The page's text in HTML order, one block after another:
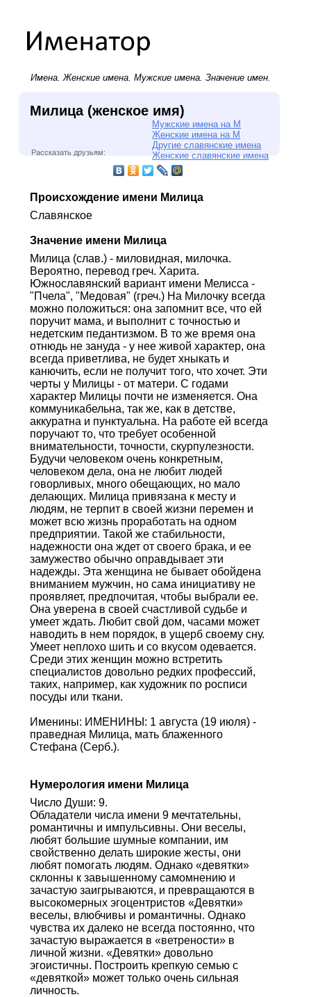
Имена.Женские имена. Мужские имена. Значение имен.
Милица (женское имя)
Мужские имена на М
Женские имена на М
Другие славянские имена
Женские славянские имена
Рассказать друзьям:
Происхождение имени Милица
Славянское
Значение имени Милица
Милица (слав.) - миловидная, милочка.
Вероятно, перевод греч. Харита.
Южнославянский вариант имени Мелисса -
"Пчела", "Медовая" (греч.) На Милочку всегда
можно положиться: она запомнит все, что ей
поручит мама, и выполнит с точностью и
недетским педантизмом. В то же время она
отнюдь не зануда - у нее живой характер, она
всегда приветлива, не будет хныкать и
канючить, если не получит того, что хочет. Эти
черты у Милицы - от матери. С годами
характер Милицы почти не изменяется. Она
коммуникабельна, так же, как в детстве,
аккуратна и пунктуальна. На работе ей всегда
поручают то, что требует особенной
внимательности, точности, скурпулезности.
Будучи человеком очень конкретным,
человеком дела, она не любит людей
говорливых, много обещающих, но мало
делающих. Милица привязана к месту и
людям, не терпит в своей жизни перемен и
может всю жизнь проработать на одном
предприятии. Такой же стабильности,
надежности она ждет от своего брака, и ее
замужество обычно оправдывает эти
надежды. Эта женщина не бывает обойдена
вниманием мужчин, но сама инициативу не
проявляет, предпочитая, чтобы выбрали ее.
Она уверена в своей счастливой судьбе и
умеет ждать. Любит свой дом, часами может
наводить в нем порядок, в ущерб своему сну.
Умеет неплохо шить и со вкусом одевается.
Среди этих женщин можно встретить
специалистов довольно редких профессий,
таких, например, как художник по росписи
посуды или ткани.
Именины: ИМЕНИНЫ: 1 августа (19 июля) -
праведная Милица, мать блаженного
Стефана (Серб.).
Нумерология имени Милица
Число Души: 9.
Обладатели числа имени 9 мечтательны,
романтичны и импульсивны. Они веселы,
любят большие шумные компании, им
свойственно делать широкие жесты, они
любят помогать людям. Однако «девятки»
склонны к завышенному самомнению и
зачастую заигрываются, и превращаются в
высокомерных эгоцентристов «Девятки»
веселы, влюбчивы и романтичны. Однако
чувства их далеко не всегда постоянно, что
зачастую выражается в «ветрености» в
личной жизни. «Девятки» довольно
эгоистичны. Построить крепкую семью с
«девяткой» может только очень сильная
личность.